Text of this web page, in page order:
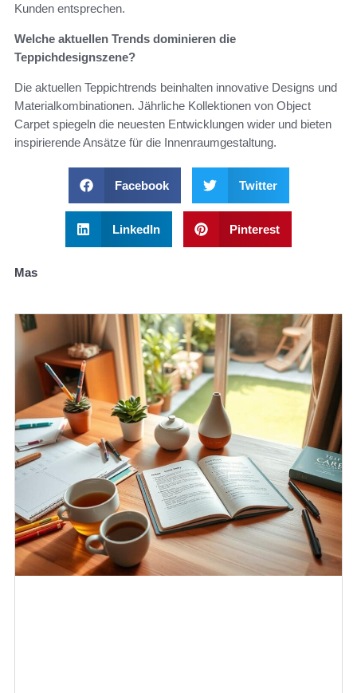
Kunden entsprechen.
Welche aktuellen Trends dominieren die
Teppichdesignszene?
Die aktuellen Teppichtrends beinhalten innovative Designs und
Materialkombinationen. Jährliche Kollektionen von Object
Carpet spiegeln die neuesten Entwicklungen wider und bieten
inspirierende Ansätze für die Innenraumgestaltung.
Facebook Twitter
LinkedIn Pinterest
Mas